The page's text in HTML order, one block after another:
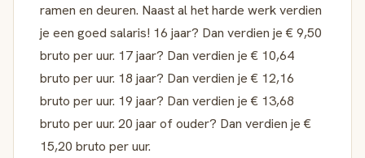
ramen en deuren. Naast al het harde werk verdien
je een goed salaris! 16 jaar? Dan verdien je € 9,50
bruto per uur. 17 jaar? Dan verdien je € 10,64
bruto per uur. 18 jaar? Dan verdien je € 12,16
bruto per uur. 19 jaar? Dan verdien je € 13,68
bruto per uur. 20 jaar of ouder? Dan verdien je €
15,20 bruto per uur.